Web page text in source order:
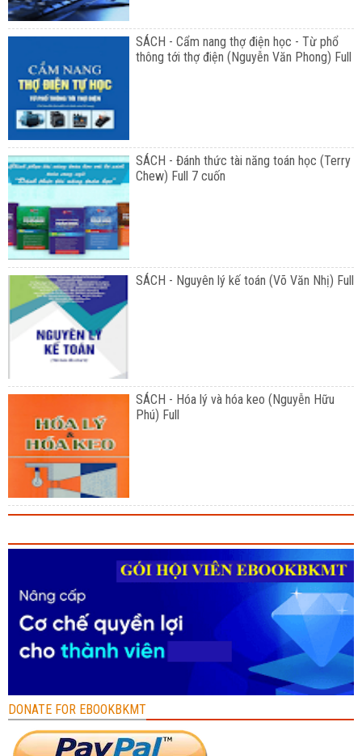
SÁCH - Cẩm nang thợ điện học - Từ phổ
thông tới thợ điện (Nguyễn Văn Phong) Full
SÁCH - Đánh thức tài năng toán học (Terry
Chew) Full 7 cuốn
SÁCH - Nguyên lý kế toán (Võ Văn Nhị) Full
SÁCH - Hóa lý và hóa keo (Nguyễn Hữu
Phú) Full
DONATE FOR EBOOKBKMT